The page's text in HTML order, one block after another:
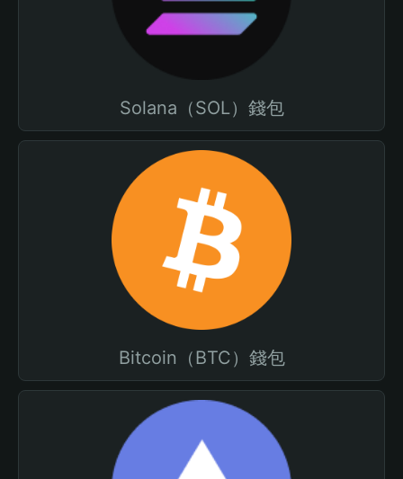
Solana（SOL）錢包
Bitcoin（BTC）錢包